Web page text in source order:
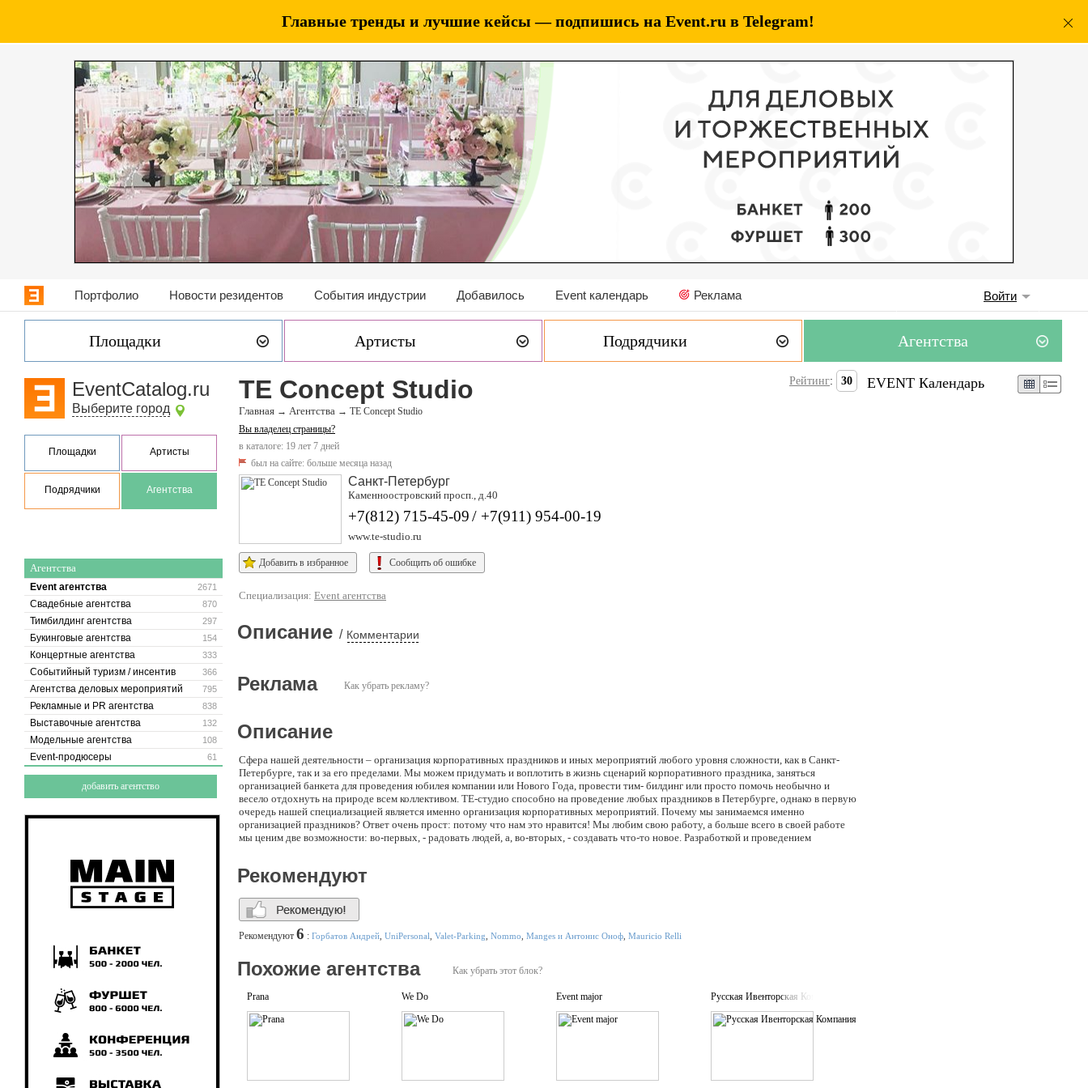
Главные тренды и лучшие кейсы — подпишись на Event.ru в Telegram!
Портфолио Новости резидентов События индустрии Добавилось Event календарь Реклама Войти
Площадки Артисты Подрядчики Агентства
EventCatalog.ru
Выберите город
Площадки Артисты
Подрядчики Агентства
Агентства
2671
Event агентства
870
Свадебные агентства
297
Тимбилдинг агентства
154
Букинговые агентства
333
Концертные агентства
366
Событийный туризм / инсентив
795
Агентства деловых мероприятий
838
Рекламные и PR агентства
132
Выставочные агентства
108
Модельные агентства
61
Event-продюсеры
добавить агентство
TE Concept Studio
Главная → Агентства → TE Concept Studio
Вы владелец страницы?
в каталоге: 19 лет 7 дней
был на сайте: больше месяца назад
Рейтинг: 30
Санкт-Петербург
Каменноостровский просп., д.40
+7(812) 715-45-09/ +7(911) 954-00-19
www.te-studio.ru
Добавить в избранное Сообщить об ошибке
Специализация: Event агентства
Описание / Комментарии
Как убрать рекламу?
Реклама
Описание
Сфера нашей деятельности – организация корпоративных праздников и иных мероприятий любого уровня сложности, как в Санкт-
Петербурге, так и за его пределами. Мы можем придумать и воплотить в жизнь сценарий корпоративного праздника, заняться
организацией банкета для проведения юбилея компании или Нового Года, провести тим- билдинг или просто помочь необычно и
весело отдохнуть на природе всем коллективом. ТЕ-студио способно на проведение любых праздников в Петербурге, однако в первую
очередь нашей специализацией является именно организация корпоративных мероприятий. Почему мы занимаемся именно
организацией праздников? Ответ очень прост: потому что нам это нравится! Мы любим свою работу, а больше всего в своей работе
мы ценим две возможности: во-первых, - радовать людей, а, во-вторых, - создавать что-то новое. Разработкой и проведением
сценарий. Наша компания также способна организовать для Вас праздник «под ключ», то есть, кроме разработки непосредственно
креативной части, полностью взять на себя все задачи по организации предстоящего мероприятия, начиная от подбора ресторана в
историческом центре Санкт-Петербурга и заканчивая … ну, скажем, организацией полевой гардеробной посреди зеленой лужайки
(если Вы твердо решили, что на Вашем празднике нужно именно это)! Кстати, несмотря на креативность и любовь к нестандартным
решениям, никто из нас не является противником старой доброй классики - ведь иногда проверенные временем решения подходят к
ситуации как нельзя лучше! Поэтому то, каким будет Ваш праздник, в первую очередь зависит от Ваших пожеланий. В любом случае,
Рекомендуют
Рекомендуют 6 : Горбатов Андрей UniPersonal Valet-Parking Nommo Manges и Антонис Оноф Mauricio Relli
Как убрать этот блок?
Похожие агентства
Prana We Do Event major Русская Ивенторская Компания
EVENT Календарь